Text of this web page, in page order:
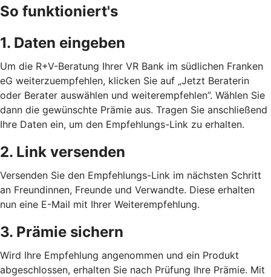
So funktioniert's
1. Daten eingeben
Um die R+V-Beratung Ihrer VR Bank im südlichen Franken
eG weiterzuempfehlen, klicken Sie auf „Jetzt Beraterin
oder Berater auswählen und weiterempfehlen”. Wählen Sie
dann die gewünschte Prämie aus. Tragen Sie anschließend
Ihre Daten ein, um den Empfehlungs-Link zu erhalten.
2. Link versenden
Versenden Sie den Empfehlungs-Link im nächsten Schritt
an Freundinnen, Freunde und Verwandte. Diese erhalten
nun eine E-Mail mit Ihrer Weiterempfehlung.
3. Prämie sichern
Wird Ihre Empfehlung angenommen und ein Produkt
abgeschlossen, erhalten Sie nach Prüfung Ihre Prämie. Mit